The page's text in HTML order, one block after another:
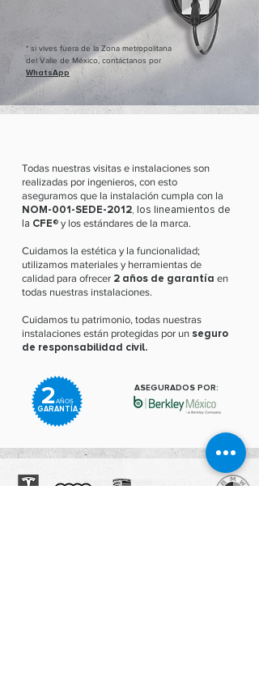
* si vives fuera de la Zona metropolitana
del Valle de México, contáctanos por
WhatsApp
Todas nuestras visitas e instalaciones son
realizadas por ingenieros, con esto
aseguramos que la instalación cumpla con la
NOM-001-SEDE-2012, los lineamientos de
la CFE® y los estándares de la marca.
Cuidamos la estética y la funcionalidad;
utilizamos materiales y herramientas de
calidad para ofrecer 2 años de garantía en
todas nuestras instalaciones.
Cuidamos tu patrimonio, todas nuestras
instalaciones están protegidas por un seguro
de responsabilidad civil.
AÑOS
2
GARANTÍA
ASEGURADOS POR: